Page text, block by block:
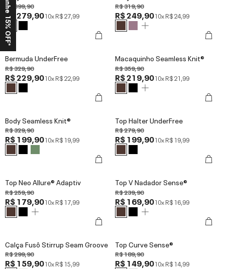
R$ 399,90
R$ 279,9010xR$ 27,99
R$ 319,90
R$ 249,9010xR$ 24,99
Bermuda UnderFree
R$ 329,90
R$ 229,9010xR$ 22,99
Macaquinho Seamless Knit®
R$ 359,90
R$ 219,9010xR$ 21,99
Body Seamless Knit®
R$ 329,90
R$ 199,9010xR$ 19,99
Top Halter UnderFree
R$ 279,90
R$ 199,9010xR$ 19,99
Top Neo Allure® Adaptiv
R$ 259,90
R$ 179,9010xR$ 17,99
Top V Nadador Sense®
R$ 239,90
R$ 169,9010xR$ 16,99
Calça Fusô Stirrup Seam Groove
R$ 299,90
R$ 159,9010xR$ 15,99
Top Curve Sense®
R$ 189,90
R$ 149,9010xR$ 14,99
Ganhe 15% OFF*